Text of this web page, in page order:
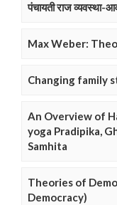
पंचायती राज व्यवस्था-
Max Weber:
Changing family
An Overview of
yoga Pradipika,
Samhita
Theories of
Democracy)